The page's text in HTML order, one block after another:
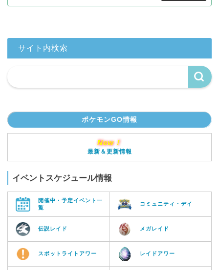
サイト内検索
ポケモンGO情報
New！
最新＆更新情報
イベントスケジュール情報
開催中・予定イベント一
覧
コミュニティ・デイ
伝説レイド メガレイド
スポットライトアワー レイドアワー